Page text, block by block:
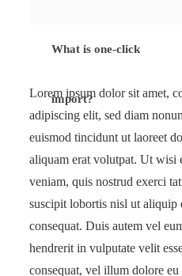
What is one-click
import?
Lorem ipsum dolor sit amet,
adipiscing elit, sed diam
euismod tincidunt ut laoreet
aliquam erat volutpat. Ut wisi
veniam, quis nostrud exerci
suscipit lobortis nisl ut aliquip
consequat. Duis autem vel
hendrerit in vulputate velit
consequat, vel illum dolore